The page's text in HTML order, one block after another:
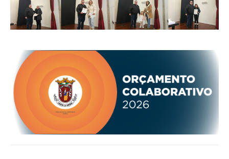
O GABINETE
APOIO AOS DESEMPREGADOS
APOIO ÀS EMPRESAS
CONTACTO E HORÁRIO GIP
CONTACTOS